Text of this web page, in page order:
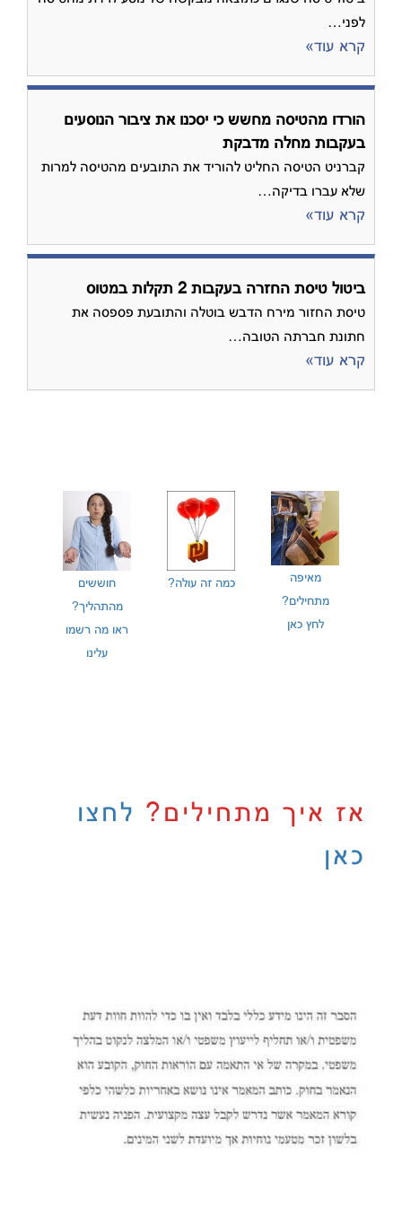
לפני…
קרא עוד»
הורדו מהטיסה מחשש כי יסכנו את ציבור הנוסעים
בעקבות מחלה מדבקת
קברניט הטיסה החליט להוריד את התובעים מהטיסה למרות
שלא עברו בדיקה…
קרא עוד»
ביטול טיסת החזרה בעקבות 2 תקלות במטוס
טיסת החזור מירח הדבש בוטלה והתובעת פספסה את
חתונת חברתה הטובה…
קרא עוד»
מאיפה
מתחילים?
לחץ כאן
כמה זה עולה?
חוששים
מהתהליך?
ראו מה רשמו
עלינו
אז איך מתחילים? לחצו
כאן